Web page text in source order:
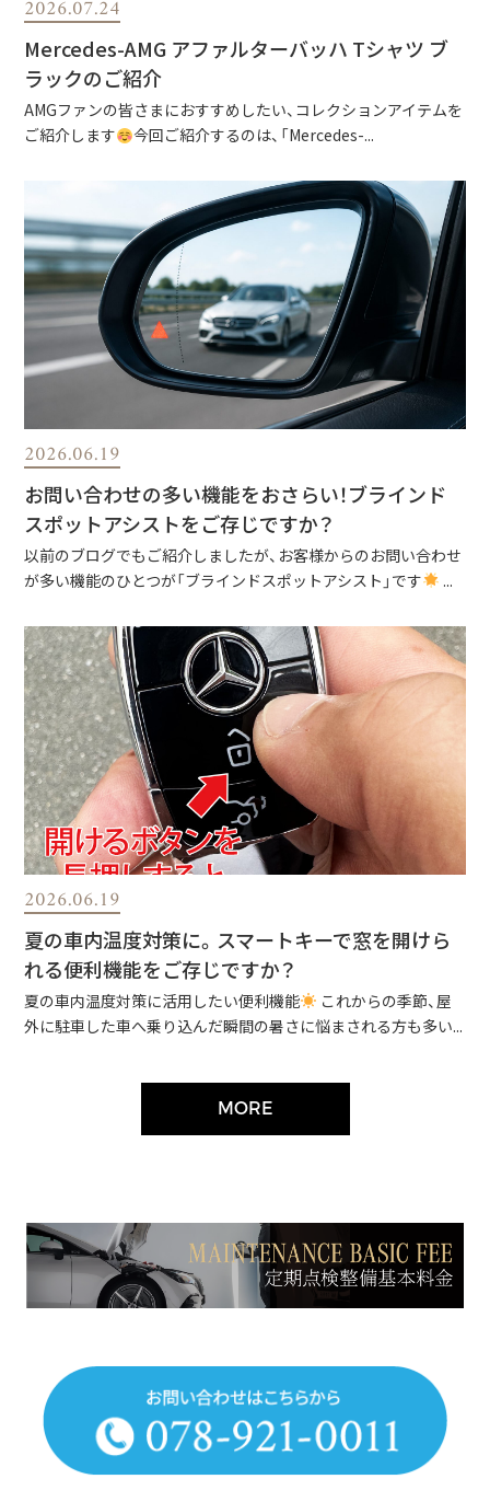
2026.07.24
Mercedes-AMG アファルターバッハ Tシャツ ブ
ラックのご紹介
AMGファンの皆さまにおすすめしたい、コレクションアイテムを
ご紹介します
今回ご紹介するのは、「Mercedes-...
2026.06.19
お問い合わせの多い機能をおさらい！ブラインド
スポットアシストをご存じですか？
以前のブログでもご紹介しましたが、お客様からのお問い合わせ
が多い機能のひとつが「ブラインドスポットアシスト」です
...
2026.06.19
夏の車内温度対策に。スマートキーで窓を開けら
れる便利機能をご存じですか？
夏の車内温度対策に活用したい便利機能
これからの季節、屋
外に駐車した車へ乗り込んだ瞬間の暑さに悩まされる方も多い...
MORE